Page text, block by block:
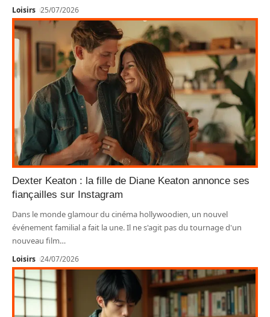
Loisirs 25/07/2026
Dexter Keaton : la fille de Diane Keaton annonce ses
fiançailles sur Instagram
Dans le monde glamour du cinéma hollywoodien, un nouvel
événement familial a fait la une. Il ne s'agit pas du tournage d'un
nouveau film…
Loisirs 24/07/2026